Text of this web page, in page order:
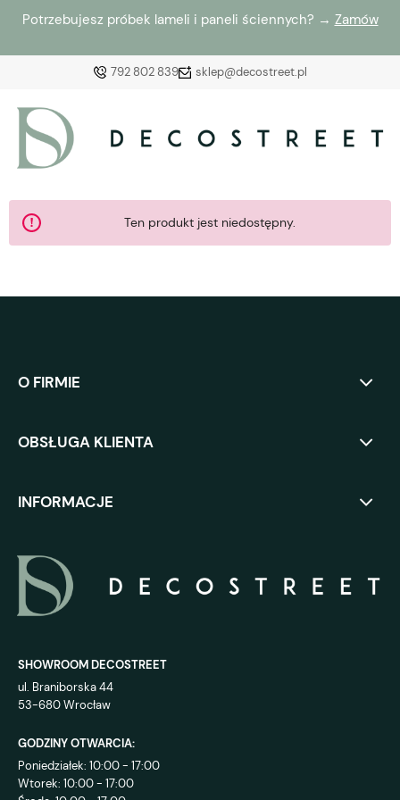
Potrzebujesz próbek lameli i paneli ściennych? → Zamów
792 802 839 sklep@decostreet.pl
Ten produkt jest niedostępny.
O FIRMIE
OBSŁUGA KLIENTA
INFORMACJE
SHOWROOM DECOSTREET
ul. Braniborska 44
53-680 Wrocław
GODZINY OTWARCIA:
Poniedziałek: 10:00 - 17:00
Wtorek: 10:00 - 17:00